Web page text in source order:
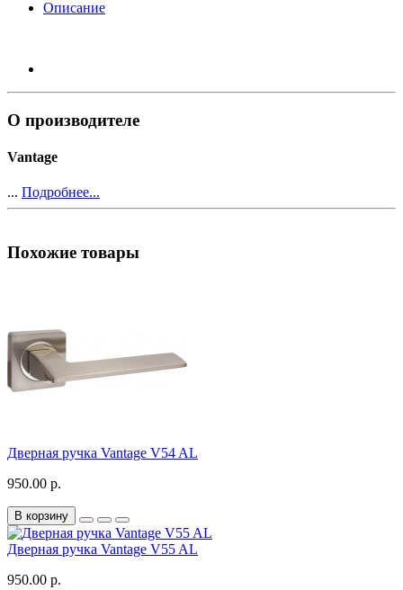
Описание
О производителе
Vantage
... Подробнее...
Похожие товары
Дверная ручка Vantage V54 AL
950.00 р.
В корзину
Дверная ручка Vantage V55 AL
950.00 р.